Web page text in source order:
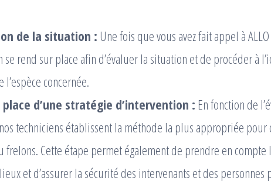
de la situation : Une fois que vous avez fait appel à
se rend sur place afin d’évaluer la situation et de procéder à
l’espèce concernée.
d’une stratégie d’intervention : En fonction de
techniciens établissent la méthode la plus appropriée
frelons. Cette étape permet également de prendre en compte
et d’assurer la sécurité des intervenants et des personnes